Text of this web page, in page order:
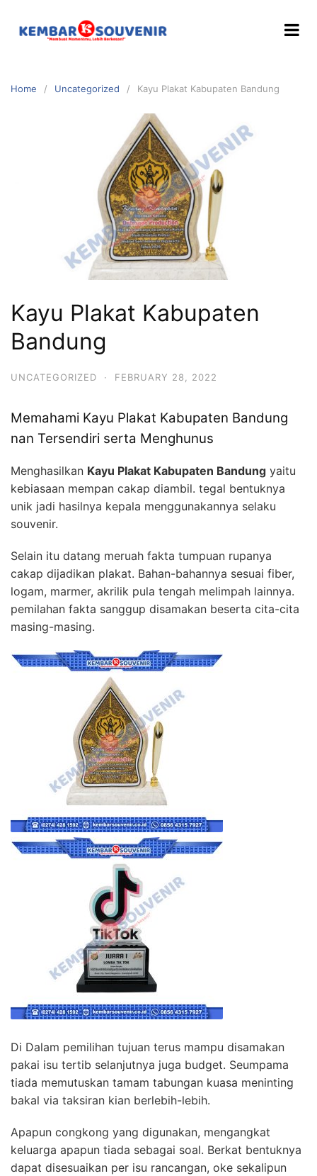
Home Uncategorized Kayu Plakat Kabupaten Bandung
Kayu Plakat Kabupaten
Bandung
UNCATEGORIZED · FEBRUARY 28, 2022
Memahami Kayu Plakat Kabupaten Bandung
nan Tersendiri serta Menghunus
Menghasilkan Kayu Plakat Kabupaten Bandung yaitu
kebiasaan mempan cakap diambil. tegal bentuknya
unik jadi hasilnya kepala menggunakannya selaku
souvenir.
Selain itu datang meruah fakta tumpuan rupanya
cakap dijadikan plakat. Bahan-bahannya sesuai fiber,
logam, marmer, akrilik pula tengah melimpah lainnya.
pemilahan fakta sanggup disamakan beserta cita-cita
masing-masing.
Di Dalam pemilihan tujuan terus mampu disamakan
pakai isu tertib selanjutnya juga budget. Seumpama
tiada memutuskan tamam tabungan kuasa meninting
bakal via taksiran kian berlebih-lebih.
Apapun congkong yang digunakan, mengangkat
keluarga apapun tiada sebagai soal. Berkat bentuknya
dapat disesuaikan per isu rancangan, oke sekalipun